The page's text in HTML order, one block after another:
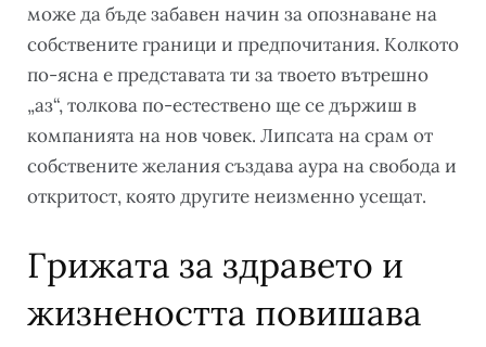
може да бъде забавен начин за опознаване на
собствените граници и предпочитания. Колкото
по-ясна е представата ти за твоето вътрешно
„аз“, толкова по-естествено ще се държиш в
компанията на нов човек. Липсата на срам от
собствените желания създава аура на свобода и
откритост, която другите неизменно усещат.
Грижата за здравето и
жизнеността повишава